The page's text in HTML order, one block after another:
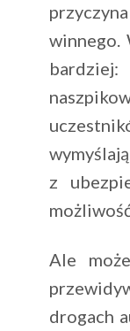
winnego.
z
Ale
drogach